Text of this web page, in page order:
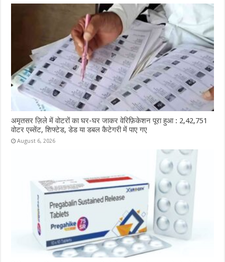
अमृतसर ज़िले में वोटरों का घर-घर जाकर वेरिफ़िकेशन पूरा हुआ : 2,42,751
वोटर एब्सेंट, शिफ्टेड, डेड या डबल कैटेगरी में पाए गए
August 6, 2026